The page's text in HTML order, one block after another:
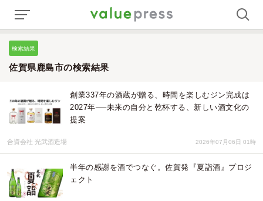
検索結果
佐賀県鹿島市の検索結果
創業337年の酒蔵が贈る、時間を楽しむジン完成は
2027年──未来の自分と乾杯する、新しい酒文化の
提案
合資会社 光武酒造場 2026年07月06日 01時
半年の感謝を酒でつなぐ。佐賀発『夏詣酒』プロジ
ェクト